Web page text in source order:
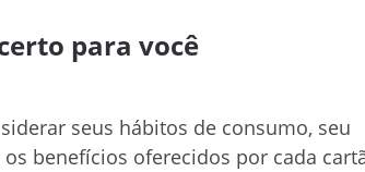
para você
seus hábitos de consumo, seu
benefícios oferecidos por cada